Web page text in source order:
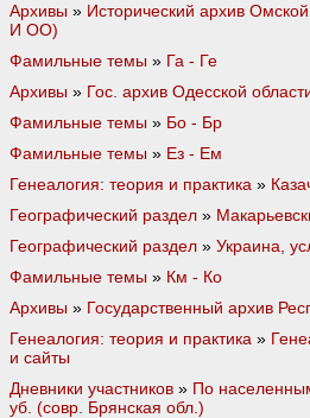
Архивы » Исторический архив
И ОО)
Фамильные темы » Га - Ге
Архивы » Гос. архив Одесской
Фамильные темы » Бо - Бр
Фамильные темы » Ез - Ем
Генеалогия: теория и практика »
Географический раздел »
Географический раздел » Украина,
Фамильные темы » Км - Ко
Архивы » Государственный архив
Генеалогия: теория и практика »
и сайты
Дневники участников » По
уб. (совр. Брянская обл.)